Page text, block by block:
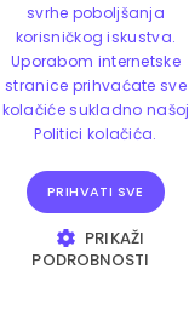
svrhe poboljšanja
korisničkog iskustva.
Uporabom internetske
stranice prihvaćate sve
kolačiće sukladno našoj
Politici kolačića.
PRIHVATI SVE
PRIKAŽI
PODROBNOSTI